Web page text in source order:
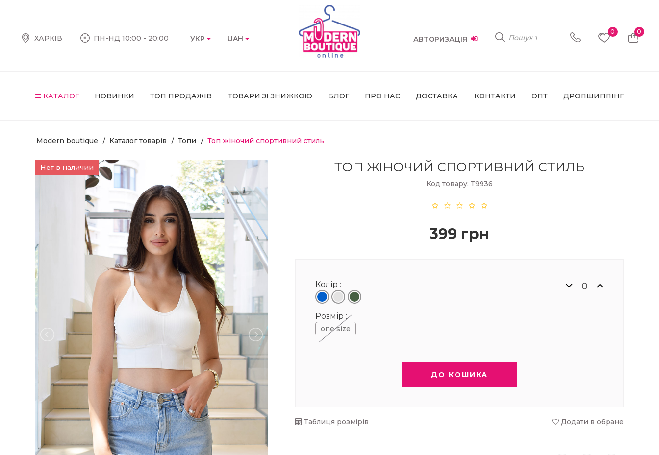
ХАРКІВ ПН-НД 10:00 - 20:00 УКР UAH АВТОРИЗАЦІЯ
0 0
КАТАЛОГ НОВИНКИ ТОП ПРОДАЖІВ ТОВАРИ ЗІ ЗНИЖКОЮ БЛОГ ПРО НАС ДОСТАВКА КОНТАКТИ ОПТ ДРОПШИППІНГ
Modern boutique Каталог товарів Топи Топ жіночий спортивний стиль
Нет в наличии ТОП ЖІНОЧИЙ СПОРТИВНИЙ СТИЛЬ
Код товару: Т9936
399 грн
Колір :
Розмір :
one size
ДО КОШИКА
Таблиця розмірів Додати в обране